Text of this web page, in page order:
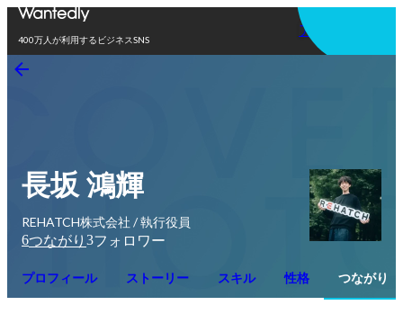
400万人が利用するビジネスSNS
アプリを使う
長坂 鴻輝
REHATCH株式会社 / 執行役員
6つながり 3フォロワー
プロフィール ストーリー スキル 性格 つながり